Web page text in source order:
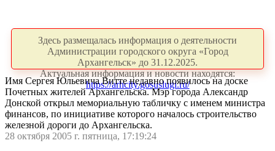
Здесь размещалась информация о деятельности
Администрации городского округа «Город
Архангельск» до 31.12.2025.
Актуальная информация и новости находятся:
https://arhcity.gosuslugi.ru/
Имя Сергея Юльевича Витте недавно появилось на доске
Почетных жителей Архангельска. Мэр города Александр
Донской открыл мемориальную табличку с именем министра
финансов, по инициативе которого началось строительство
железной дороги до Архангельска.
28 октября 2005 г. пятница, 17:19:24